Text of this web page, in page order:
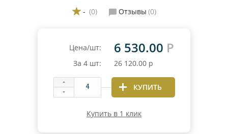
- (0) Отзывы (0)
Цена/шт: 6 530.00 Р
За 4 шт: 26 120.00 р
КУПИТЬ
Купить в 1 клик